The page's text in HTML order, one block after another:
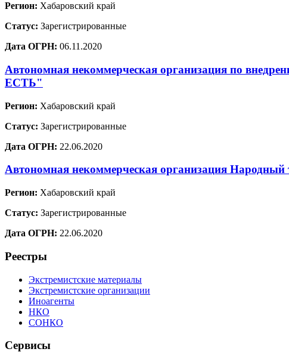
Регион: Хабаровский край
Статус: Зарегистрированные
Дата ОГРН: 06.11.2020
Автономная некоммерческая организация по
ЕСТЬ"
Регион: Хабаровский край
Статус: Зарегистрированные
Дата ОГРН: 22.06.2020
Автономная некоммерческая организация
Регион: Хабаровский край
Статус: Зарегистрированные
Дата ОГРН: 22.06.2020
Реестры
Экстремистские материалы
Экстремистские организации
Иноагенты
НКО
СОНКО
Сервисы